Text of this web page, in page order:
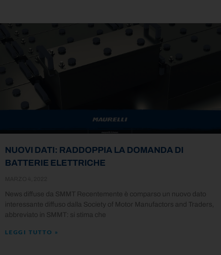
NUOVI DATI: RADDOPPIA LA DOMANDA DI
BATTERIE ELETTRICHE
News diffuse da SMMT Recentemente è comparso un nuovo dato
interessante diffuso dalla Society of Motor Manufactors and Traders,
abbreviato in SMMT: si stima che
LEGGI TUTTO »